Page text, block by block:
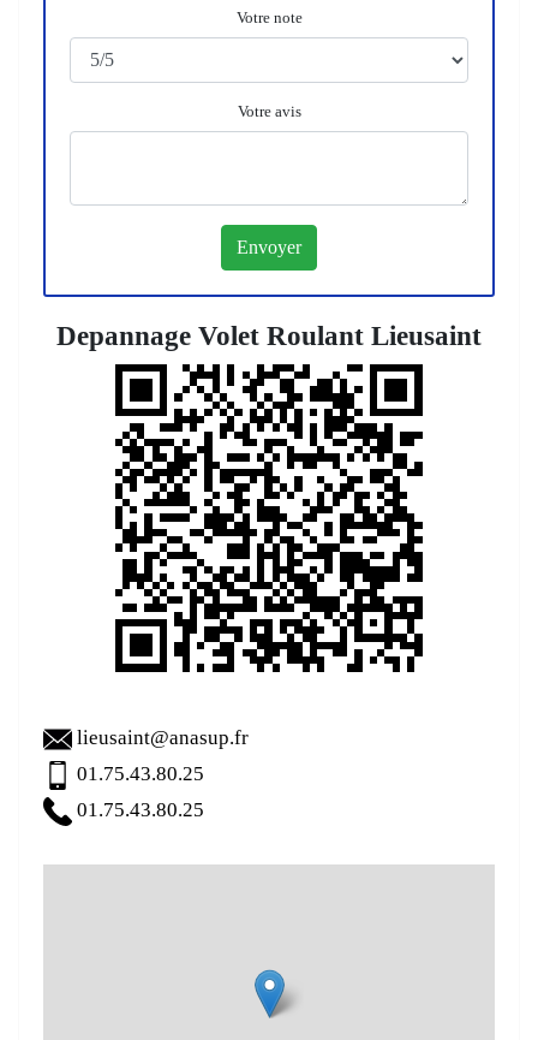
Votre note
Votre avis
Depannage Volet Roulant Lieusaint
lieusaint@anasup.fr
01.75.43.80.25
01.75.43.80.25